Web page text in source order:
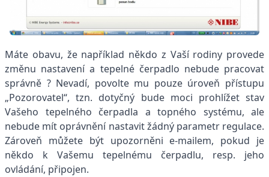
Máte obavu, že například někdo z Vaší rodiny provede
změnu nastavení a tepelné čerpadlo nebude pracovat
správně ? Nevadí, povolte mu pouze úroveň přístupu
„Pozorovatel“, tzn. dotyčný bude moci prohlížet stav
Vašeho tepelného čerpadla a topného systému, ale
nebude mít oprávnění nastavit žádný parametr regulace.
Zároveň můžete být upozorněni e-mailem, pokud je
někdo k Vašemu tepelnému čerpadlu, resp. jeho
ovládání, připojen.